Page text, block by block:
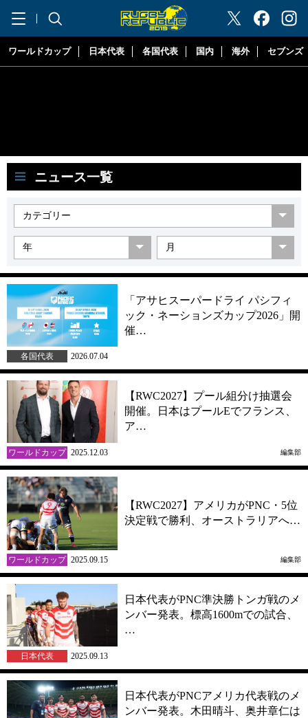
"ラグビーリパブリック"
ワールドカップ 日本代表 各国代表 国内 海外 セブンズ
ニュース一覧
「アサヒスーパードライ パシフィ
ック・ネーションズカップ2026」開
催…
各国代表 2026.07.04
【RWC2027】プール組分け抽選会
開催。日本はプールEでフランス、
ア…
ワールドカップ 2025.12.03 編集部
【RWC2027】アメリカがPNC・5位
決定戦で勝利、オーストラリアへ…
ワールドカップ 2025.09.15 編集部
日本代表がPNC準決勝トンガ戦のメ
ンバー発表。標高1600mでの試合、
…
日本代表 2025.09.13
日本代表がPNCアメリカ代表戦のメ
ンバー発表。木田晴斗、奥井章仁は